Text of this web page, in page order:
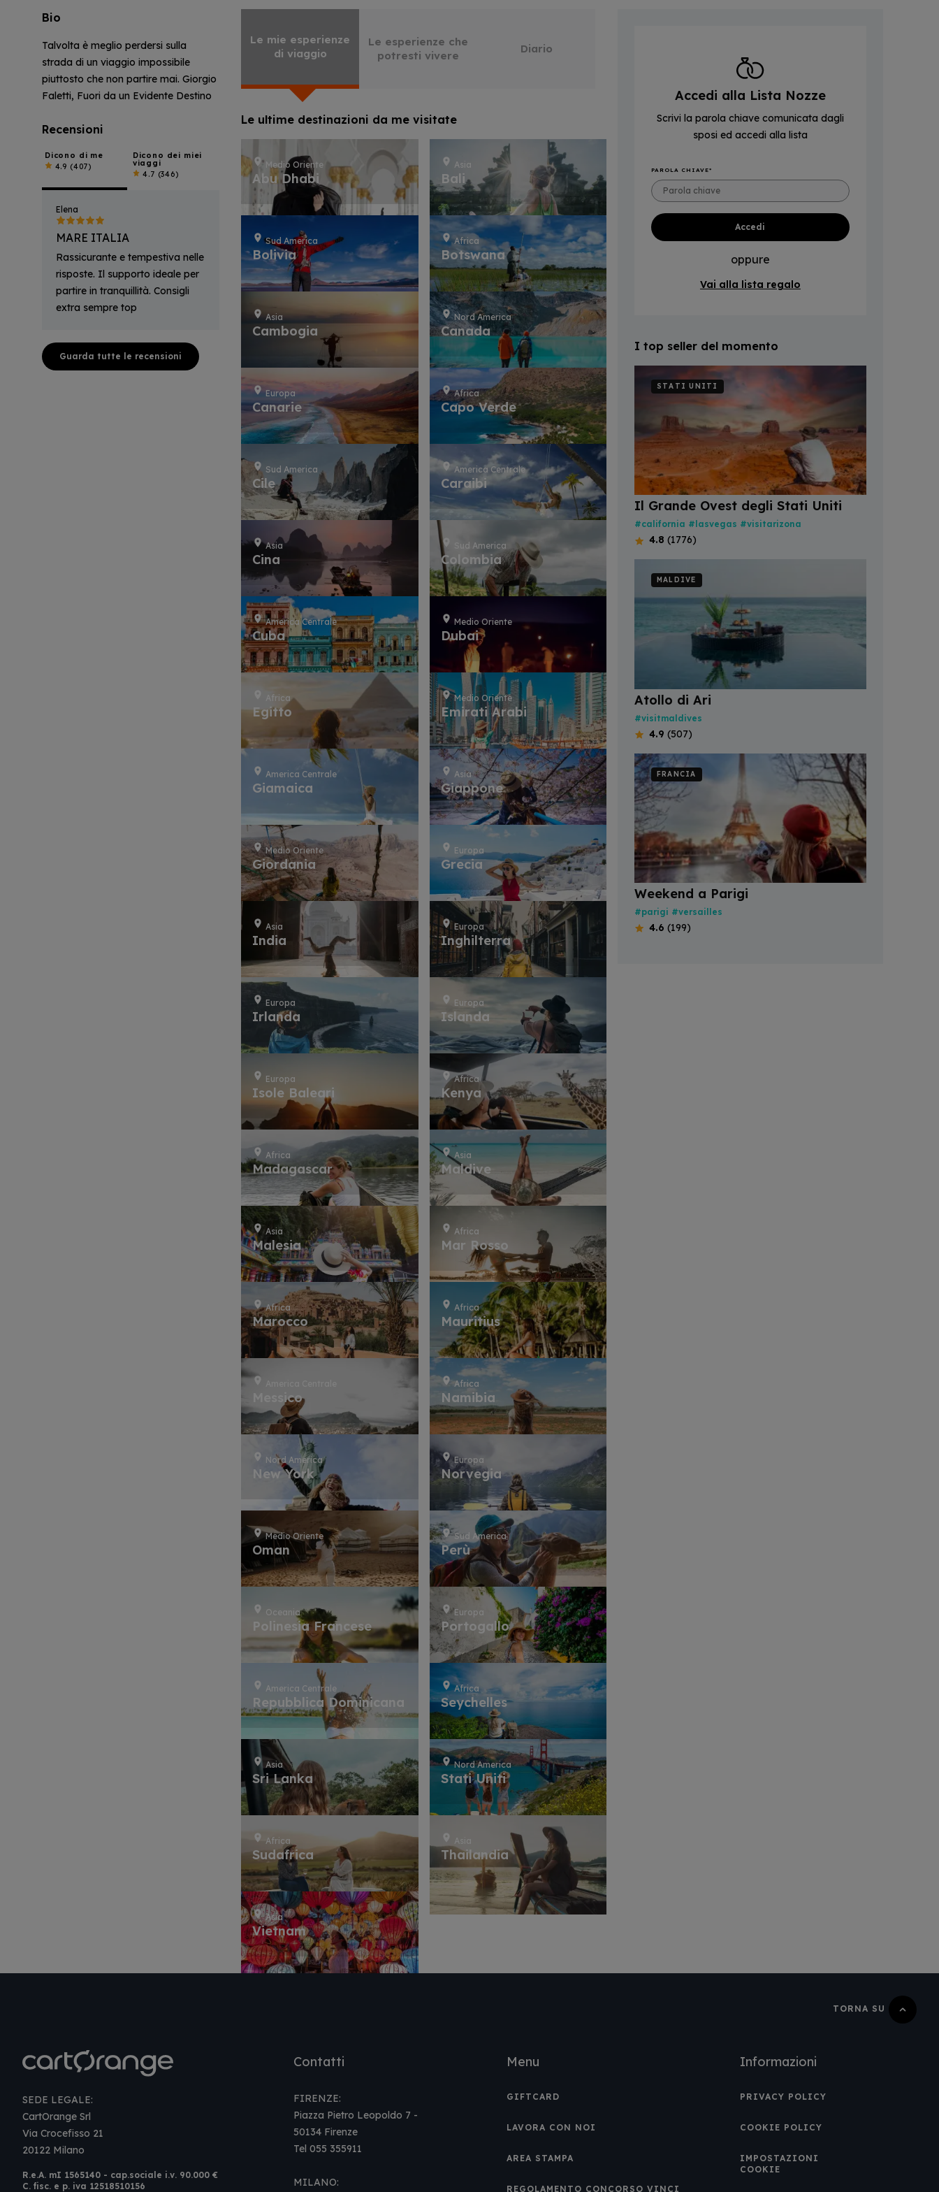
Bio
Talvolta è meglio perdersi sulla
strada di un viaggio impossibile
piuttosto che non partire mai. Giorgio
Faletti, Fuori da un Evidente Destino
Recensioni
Dicono di me
4.9 (407)
Dicono dei miei
viaggi
4.7 (346)
Elena
MARE ITALIA
Rassicurante e tempestiva nelle
risposte. Il supporto ideale per
partire in tranquillità. Consigli
extra sempre top
Guarda tutte le recensioni
Le mie esperienze
di viaggio
Le esperienze che
potresti vivere
Diario
Le ultime destinazioni da me visitate
Medio Oriente
Abu Dhabi
Asia
Bali
Sud America
Bolivia
Africa
Botswana
Asia
Cambogia
Nord America
Canada
Europa
Canarie
Africa
Capo Verde
Sud America
Cile
America Centrale
Caraibi
Asia
Cina
Sud America
Colombia
America Centrale
Cuba
Medio Oriente
Dubai
Africa
Egitto
Medio Oriente
Emirati Arabi
America Centrale
Giamaica
Asia
Giappone
Medio Oriente
Giordania
Europa
Grecia
Asia
India
Europa
Inghilterra
Europa
Irlanda
Europa
Islanda
Europa
Isole Baleari
Africa
Kenya
Africa
Madagascar
Asia
Maldive
Asia
Malesia
Africa
Mar Rosso
Africa
Marocco
Africa
Mauritius
Messico
Africa
Namibia
Nord America
New York
Europa
Norvegia
Medio Oriente
Oman
Sud America
Perù
Oceania
Polinesia Francese
Europa
Portogallo
America Centrale
Repubblica Dominicana
Africa
Seychelles
Asia
Sri Lanka
Nord America
Stati Uniti
Africa
Sudafrica
Asia
Thailandia
Asia
Vietnam
Accedi alla Lista Nozze
Scrivi la parola chiave comunicata dagli
sposi ed accedi alla lista
PAROLA CHIAVE
oppure
Vai alla lista regalo
I top seller del momento
STATI UNITI
Il Grande Ovest degli Stati Uniti
#california #lasvegas #visitarizona
4.8 (1776)
MALDIVE
Atollo di Ari
#visitmaldives
4.9 (507)
FRANCIA
Weekend a Parigi
#parigi #versailles
4.6 (199)
TORNA SU
Menu
GIFTCARD
LAVORA CON NOI
AREA STAMPA
REGOLAMENTO CONCORSO VINCI
Informazioni
PRIVACY POLICY
COOKIE POLICY
IMPOSTAZIONI
COOKIE
SEDE LEGALE:
CartOrange Srl
Via Crocefisso 21
20122 Milano
R.e.A. mI 1565140 - cap.sociale i.v. 90.000 €
C. fisc. e p. iva 12518510156
Contatti
FIRENZE:
Piazza Pietro Leopoldo 7 -
50134 Firenze
Tel 055 355911
MILANO: